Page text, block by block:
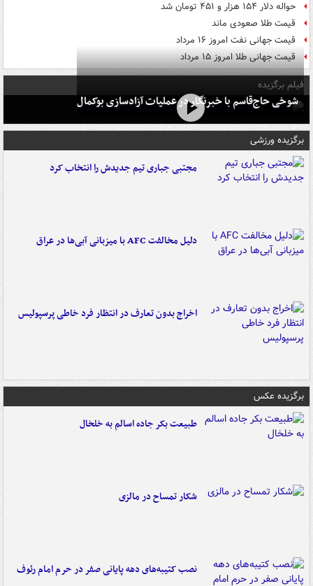
حواله دلار ۱۵۴ هزار و ۴۵۱ تومان شد
قیمت طلا صعودی ماند
قیمت جهانی نفت امروز ۱۶ مرداد
قیمت جهانی طلا امروز ۱۵ مرداد
فیلم برگزیده
شوخی حاج‌قاسم با خبرنگار در عملیات آزادسازی بوکمال
برگزیده ورزشی
مجتبی جباری تیم جدیدش را انتخاب کرد
دلیل مخالفت AFC با میزبانی آبی‌ها در عراق
اخراج بدون تعارف در انتظار فرد خاطی پرسپولیس
برگزیده عکس
طبیعت بکر جاده اسالم به خلخال
شکار تمساح در مالزی
نصب کتیبه‌های دهه پایانی صفر در حرم امام رئوف